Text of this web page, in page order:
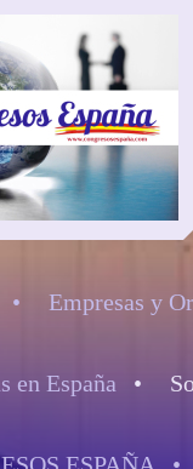
Empresas y
en España